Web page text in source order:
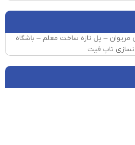
– پل تازه ساخت معلم – باشگاه
تاپ فیت